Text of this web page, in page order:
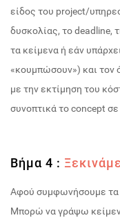
είδος του project/
δυσκολίας, το deadline,
τα κείμενα ή εάν
«κουμπώσουν») και τον
με την εκτίμηση του
συνοπτικά το concept σε
Βήμα 4 :
Αφού συμφωνήσουμε τα
Μπορώ να γράψω